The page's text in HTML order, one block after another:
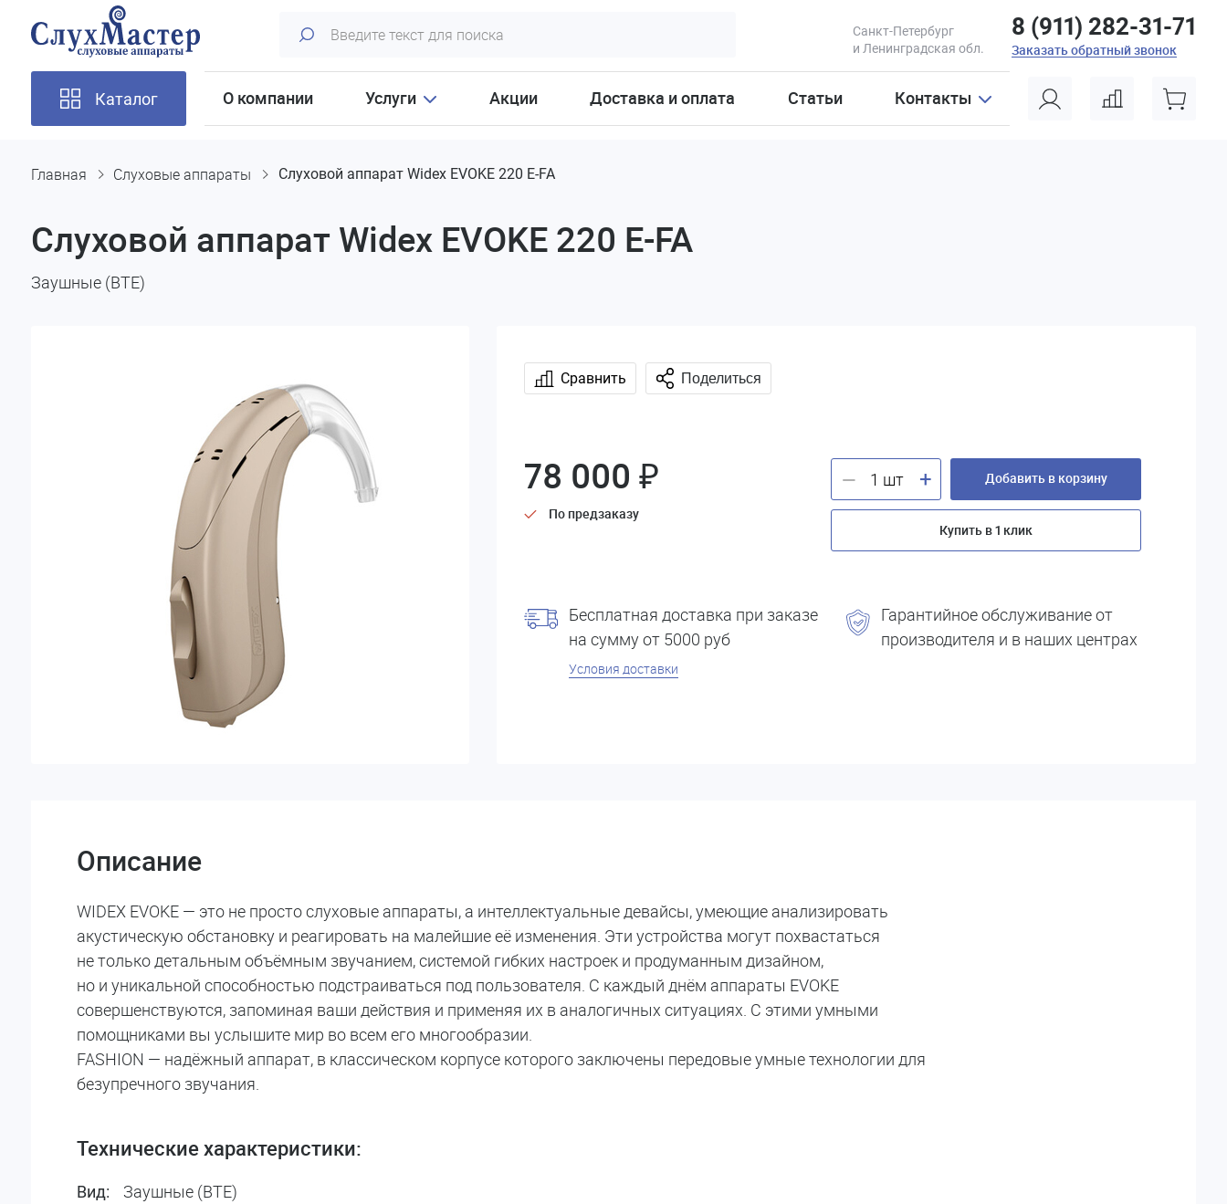
Санкт-Петербург
и Ленинградская обл.
8 (911) 282-31-71
Заказать обратный звонок
Каталог О компании Услуги Акции Доставка и оплата Статьи Контакты
Главная Слуховые аппараты Слуховой аппарат Widex EVOKE 220 E-FA
Слуховой аппарат Widex EVOKE 220 E-FA
Заушные (BTE)
Сравнить
78 000 ₽
По предзаказу
— + Добавить в корзину
Купить в 1 клик
Бесплатная доставка при заказе
на сумму от 5000 руб
Условия доставки
Гарантийное обслуживание от
производителя и в наших центрах
Описание
WIDEX EVOKE — это не просто слуховые аппараты, а интеллектуальные девайсы, умеющие анализировать
акустическую обстановку и реагировать на малейшие её изменения. Эти устройства могут похвастаться
не только детальным объёмным звучанием, системой гибких настроек и продуманным дизайном,
но и уникальной способностью подстраиваться под пользователя. С каждый днём аппараты EVOKE
совершенствуются, запоминая ваши действия и применяя их в аналогичных ситуациях. С этими умными
помощниками вы услышите мир во всем его многообразии.
FASHION — надёжный аппарат, в классическом корпусе которого заключены передовые умные технологии для
безупречного звучания.
Технические характеристики:
Вид: Заушные (BTE)